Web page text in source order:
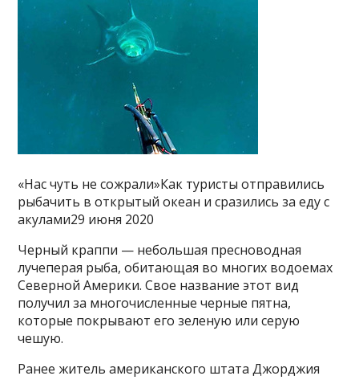
«Нас чуть не сожрали»Как туристы отправились
рыбачить в открытый океан и сразились за еду с
акулами29 июня 2020
Черный краппи — небольшая пресноводная
лучеперая рыба, обитающая во многих водоемах
Северной Америки. Свое название этот вид
получил за многочисленные черные пятна,
которые покрывают его зеленую или серую
чешую.
Ранее житель американского штата Джорджия